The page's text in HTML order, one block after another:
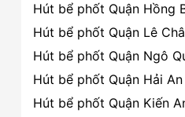
Hút bể phốt Quận Hồng
Hút bể phốt Quận Lê
Hút bể phốt Quận Ngô
Hút bể phốt Quận Hải An
Hút bể phốt Quận Kiến